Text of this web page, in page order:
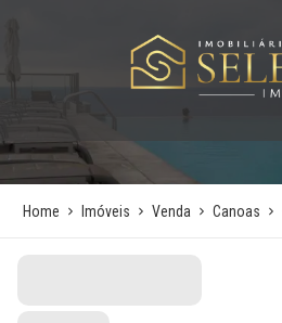
Home Imóveis Venda Canoas